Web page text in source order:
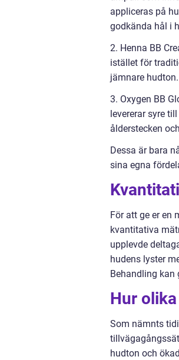
appliceras på
godkända hål i
2. Henna BB
istället för
jämnare hudton.
3. Oxygen BB
levererar syre
ålderstecken
Dessa är bara
sina egna
För att ge er en
kvantitativa
upplevde
hudens lyster
Behandling kan
Hur
Som nämnts
hudton och